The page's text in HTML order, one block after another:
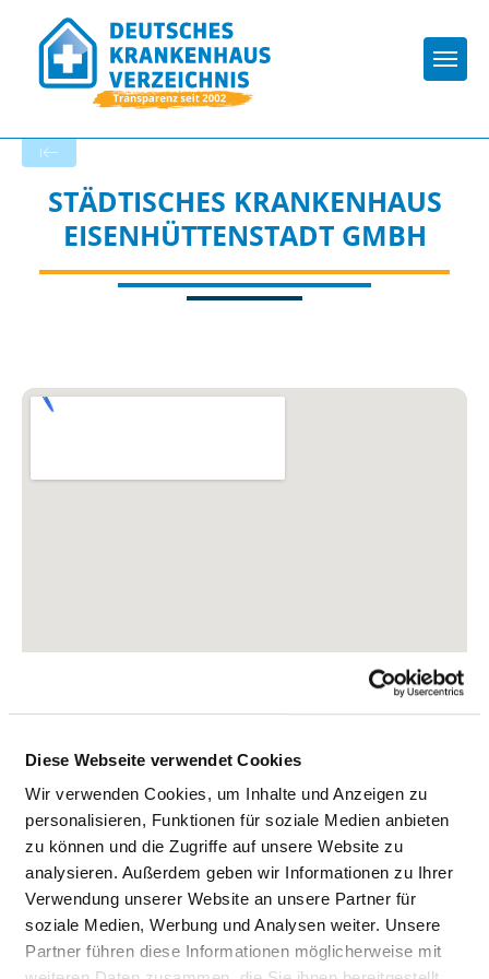
Diese Webseite verwendet Cookies
Wir verwenden Cookies, um Inhalte und Anzeigen zu
personalisieren, Funktionen für soziale Medien anbieten
zu können und die Zugriffe auf unsere Website zu
analysieren. Außerdem geben wir Informationen zu Ihrer
Verwendung unserer Website an unsere Partner für
soziale Medien, Werbung und Analysen weiter. Unsere
Partner führen diese Informationen möglicherweise mit
STÄDTISCHES KRANKENHAUS
EISENHÜTTENSTADT GMBH
Friedrich-Engels-Straße 39
15890 Eisenhüttenstadt
Tel.:03364-54-50
Mail: ed.tshehk@tdatsnetteuhnesie-suahneknark
Anfahrt